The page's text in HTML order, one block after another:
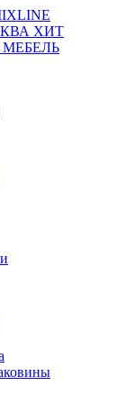
ХИТ
МЕБЕЛЬ